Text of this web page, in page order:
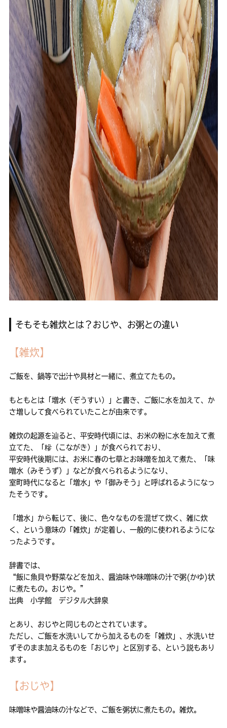
そもそも雑炊とは？おじや、お粥との違い
【雑炊】
ご飯を、鍋等で出汁や具材と一緒に、煮立てたもの。
もともとは「増水（ぞうすい）」と書き、ご飯に水を加えて、か
さ増しして食べられていたことが由来です。
雑炊の起源を辿ると、平安時代頃には、お米の粉に水を加えて煮
立てた、「糝（こながき）」が食べられており、
平安時代後期には、お米に春の七草とお味噌を加えて煮た、「味
噌水（みそうず）」などが食べられるようになり、
室町時代になると「増水」や「御みそう」と呼ばれるようになっ
たそうです。
「増水」から転じて、後に、色々なものを混ぜて炊く、雑に炊
く、という意味の「雑炊」が定着し、一般的に使われるようにな
ったようです。
辞書では、
“飯に魚貝や野菜などを加え、醤油味や味噌味の汁で粥(かゆ)状
に煮たもの。おじや。”
出典 小学館 デジタル大辞泉
とあり、おじやと同じものとされています。
ただし、ご飯を水洗いしてから加えるものを「雑炊」、水洗いせ
ずそのまま加えるものを「おじや」と区別する、という説もあり
ます。
【おじや】
味噌味や醤油味の汁などで、ご飯を粥状に煮たもの。雑炊。